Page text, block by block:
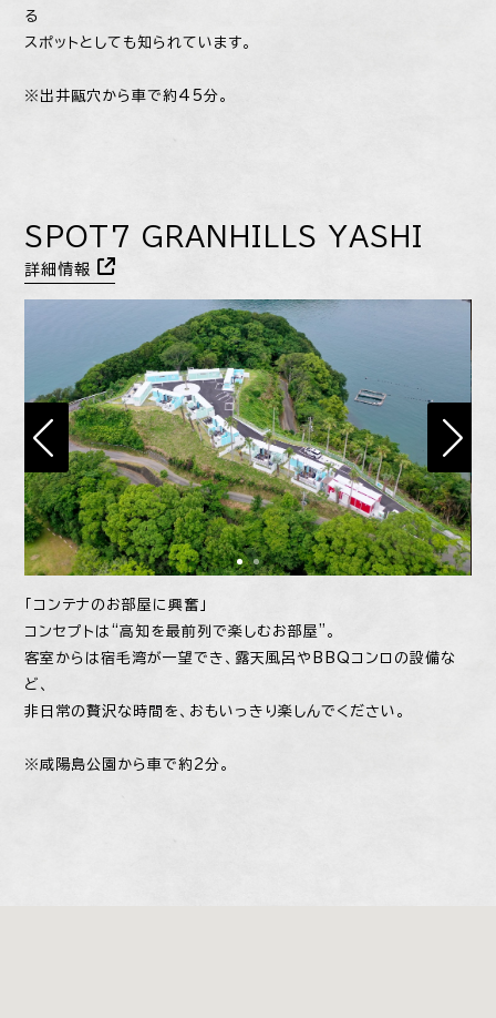
る
スポットとしても知られています。
※出井甌穴から車で約45分。
SPOT7 GRANHILLS YASHI
詳細情報
「コンテナのお部屋に興奮」
コンセプトは“高知を最前列で楽しむお部屋”。
客室からは宿毛湾が一望でき、露天風呂やBBQコンロの設備な
ど、
非日常の贅沢な時間を、おもいっきり楽しんでください。
※咸陽島公園から車で約2分。